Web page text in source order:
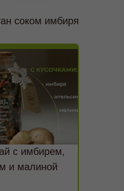
соком имбиря
с имбирем,
и малиной